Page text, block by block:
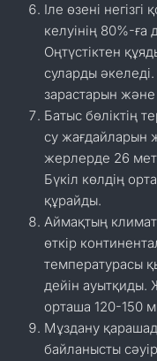
Іле өзені
келуінің 80%-ға
Оңтүстіктен
суларды
зарастарын және
Батыс бөліктің
су жағдайларын
жерлерде 26
Бүкіл көлдің
құрайды.
Аймақтың
өткір
температурасы
дейін
орташа 120-150
Мұздану
байланысты